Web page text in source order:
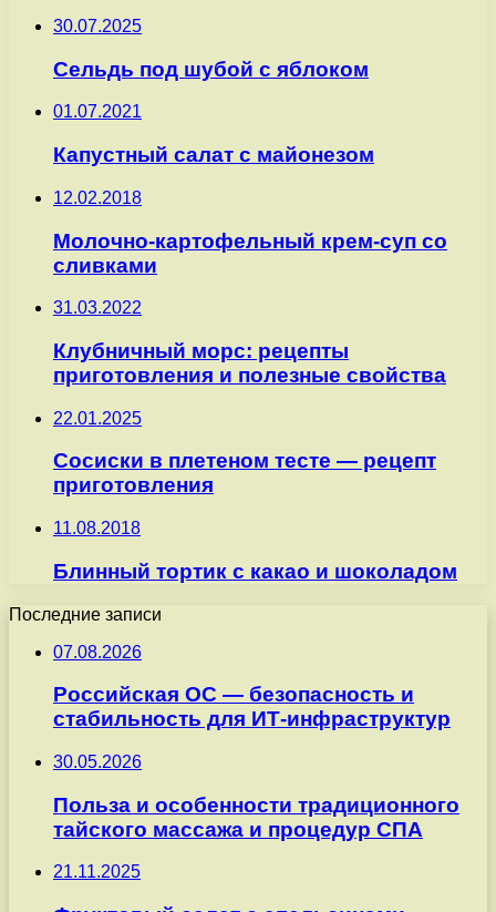
30.07.2025
Сельдь под шубой с яблоком
01.07.2021
Капустный салат с майонезом
12.02.2018
Молочно-картофельный крем-суп со
сливками
31.03.2022
Клубничный морс: рецепты
приготовления и полезные свойства
22.01.2025
Сосиски в плетеном тесте — рецепт
приготовления
11.08.2018
Блинный тортик с какао и шоколадом
Последние записи
07.08.2026
Российская ОС — безопасность и
стабильность для ИТ-инфраструктур
30.05.2026
Польза и особенности традиционного
тайского массажа и процедур СПА
21.11.2025